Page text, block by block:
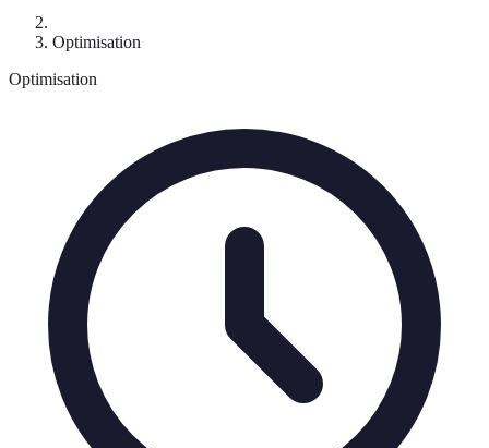
Optimisation
Optimisation